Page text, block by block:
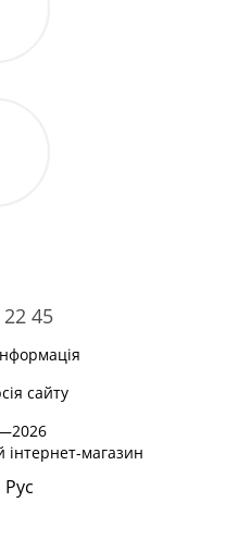
45
сайту
магазин
Рус